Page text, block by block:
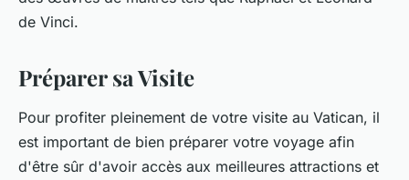
de Vinci.
Préparer sa Visite
Pour profiter pleinement de votre visite au Vatican, il
est important de bien préparer votre voyage afin
d'être sûr d'avoir accès aux meilleures attractions et